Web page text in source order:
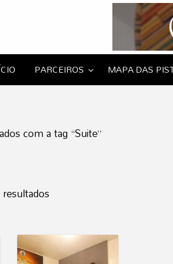
CUPONS HOSPEDAGENS
Skate Vale
PARCEIROS MAPA DAS
com a tag “Suite”